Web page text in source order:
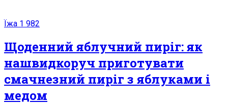
Їжа 1 982
Щоденний яблучний пиріг: як
нашвидкоруч приготувати
смачнезний пиріг з яблуками і
медом